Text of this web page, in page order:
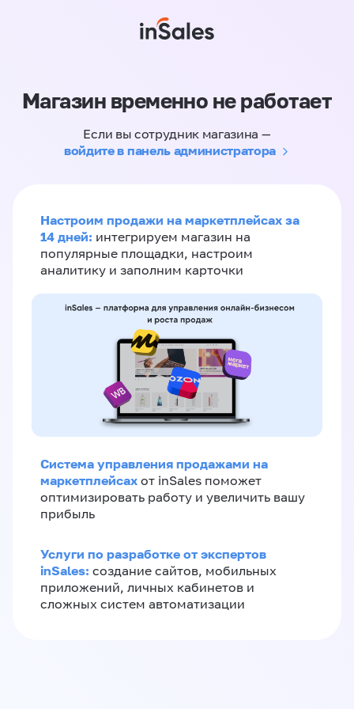
Магазин временно не работает
Если вы сотрудник магазина —
войдите в панель администратора
Настроим продажи на маркетплейсах за
14 дней: интегрируем магазин на
популярные площадки, настроим
аналитику и заполним карточки
Система управления продажами на
маркетплейсах от inSales поможет
оптимизировать работу и увеличить вашу
прибыль
Услуги по разработке от экспертов
inSales: создание сайтов, мобильных
приложений, личных кабинетов и
сложных систем автоматизации